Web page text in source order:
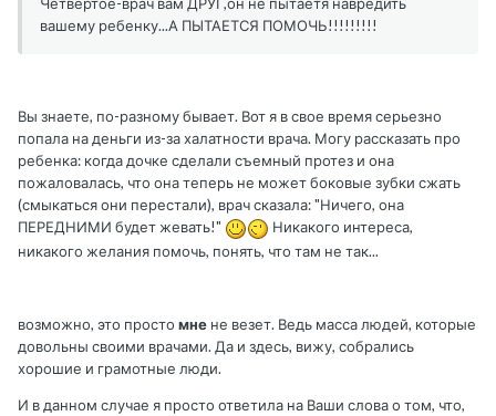
вашему ребенку...А ПЫТАЕТСЯ ПОМОЧЬ!!!!!!!!!
Вы знаете, по-разному бывает. Вот я в свое время серьезно
попала на деньги из-за халатности врача. Могу рассказать про
ребенка: когда дочке сделали съемный протез и она
пожаловалась, что она теперь не может боковые зубки сжать
(смыкаться они перестали), врач сказала: "Ничего, она
ПЕРЕДНИМИ будет жевать!"
Никакого интереса,
никакого желания помочь, понять, что там не так...
возможно, это просто мне не везет. Ведь масса людей, которые
довольны своими врачами. Да и здесь, вижу, собрались
хорошие и грамотные люди.
И в данном случае я просто ответила на Ваши слова о том, что,